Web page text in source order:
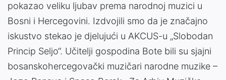
pokazao veliku ljubav prema narodnoj muzici u
Bosni i Hercegovini. Izdvojili smo da je značajno
iskustvo stekao je djelujući u AKCUS-u „Slobodan
Princip Seljo“. Učitelji gospodina Bote bili su sjajni
bosanskohercegovački muzičari narodne muzike –